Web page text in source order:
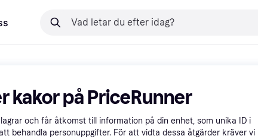
kakor på PriceRunner
och får åtkomst till information på din enhet, som unika ID i
behandla personuppgifter. För att vidta dessa åtgärder kräver vi